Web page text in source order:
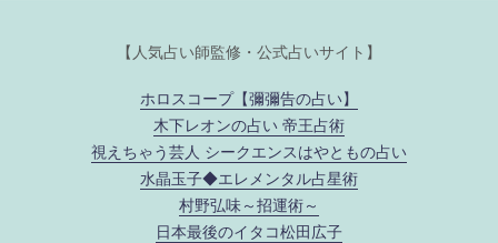
【人気占い師監修・公式占いサイト】
ホロスコープ【彌彌告の占い】
木下レオンの占い 帝王占術
視えちゃう芸人 シークエンスはやともの占い
水晶玉子◆エレメンタル占星術
村野弘味～招運術～
日本最後のイタコ松田広子